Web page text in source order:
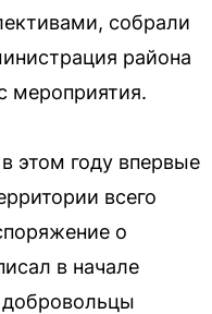
собрали
района
мероприятия.
этом году впервые
всего
о
в начале